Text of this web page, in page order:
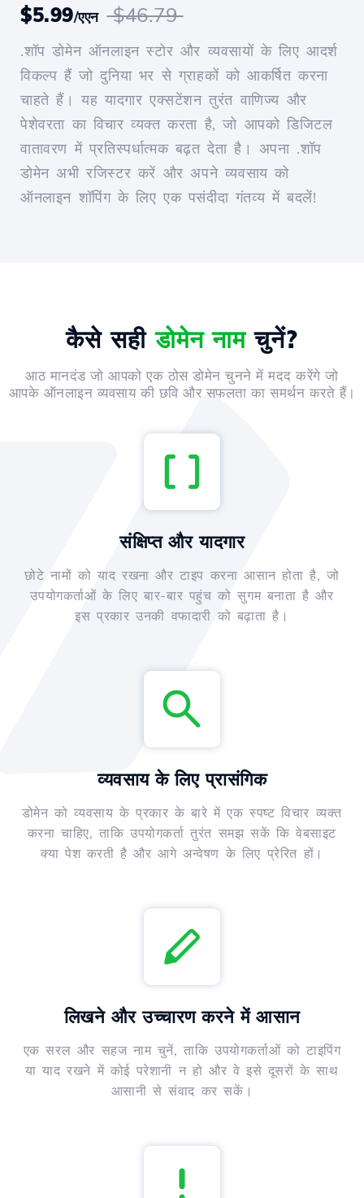
$5.99/एएन $46.79
.शॉप डोमेन ऑनलाइन स्टोर और व्यवसायों के लिए आदर्श
विकल्प हैं जो दुनिया भर से ग्राहकों को आकर्षित करना
चाहते हैं। यह यादगार एक्सटेंशन तुरंत वाणिज्य और
पेशेवरता का विचार व्यक्त करता है, जो आपको डिजिटल
वातावरण में प्रतिस्पर्धात्मक बढ़त देता है। अपना .शॉप
डोमेन अभी रजिस्टर करें और अपने व्यवसाय को
ऑनलाइन शॉपिंग के लिए एक पसंदीदा गंतव्य में बदलें!
कैसे सहीडोमेन नामचुनें?
आठ मानदंड जो आपको एक ठोस डोमेन चुनने में मदद करेंगे जो
आपके ऑनलाइन व्यवसाय की छवि और सफलता का समर्थन करते हैं।
संक्षिप्त और यादगार
छोटे नामों को याद रखना और टाइप करना आसान होता है, जो
उपयोगकर्ताओं के लिए बार-बार पहुंच को सुगम बनाता है और
इस प्रकार उनकी वफादारी को बढ़ाता है।
व्यवसाय के लिए प्रासंगिक
डोमेन को व्यवसाय के प्रकार के बारे में एक स्पष्ट विचार व्यक्त
करना चाहिए, ताकि उपयोगकर्ता तुरंत समझ सकें कि वेबसाइट
क्या पेश करती है और आगे अन्वेषण के लिए प्रेरित हों।
लिखने और उच्चारण करने में आसान
एक सरल और सहज नाम चुनें, ताकि उपयोगकर्ताओं को टाइपिंग
या याद रखने में कोई परेशानी न हो और वे इसे दूसरों के साथ
आसानी से संवाद कर सकें।